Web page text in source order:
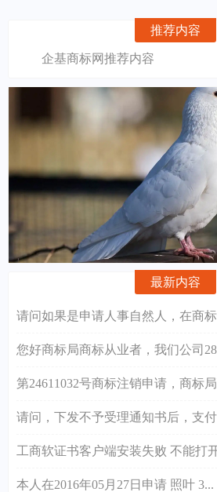
推荐内容
企基商标网推荐内容
最新内容
请问如果是申请人事自然人，在商
您好商标局商标从业者，我们公司
第24611032号商标注销申请，商标
请问，下发不予受理通知书后，支
工商软证书客户端安装失败 不能打
本人在2016年05月27日申请 照叶 3...